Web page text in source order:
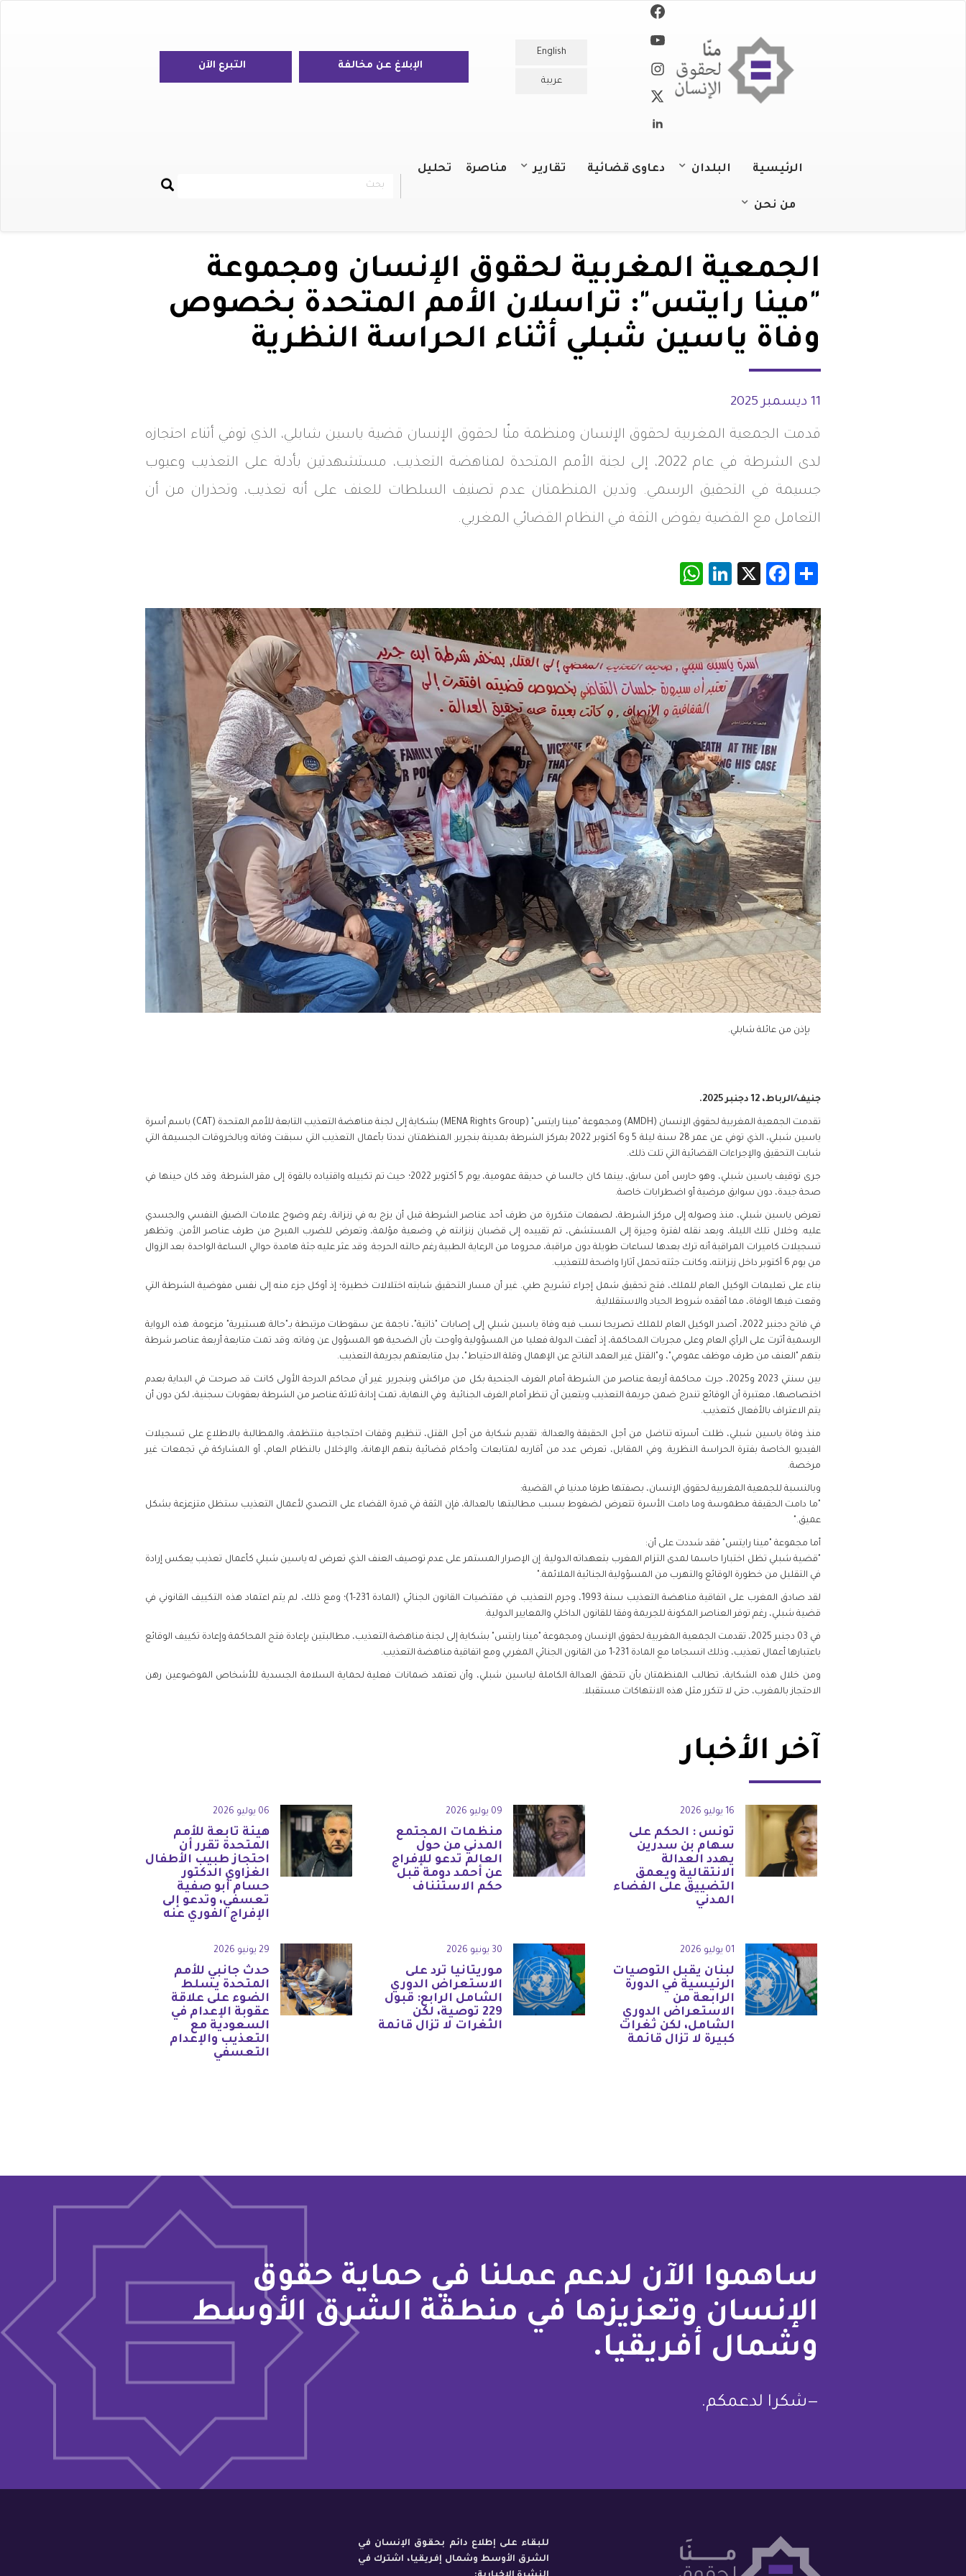
English
عربية
الإبلاغ عن مخالفة التبرع الآن
الرئيسية البلدان
جزر القمر
جيبوتي
مصر
الكويت
لبنان
موريتانيا
المغرب
عمان
فلسطين
قطر
السعودية
السودان
سوريا
تونس
الإمارات
اليمن
دعاوى قضائية تقارير مناصرة تحليل
من نحن
عملنا
فريقنا
شواغر
Rechercher
بحث
الجمعية المغربية لحقوق الإنسان ومجموعة
"مينا رايتس": تراسلان الأمم المتحدة بخصوص
وفاة ياسين شبلي أثناء الحراسة النظرية
11 ديسمبر 2025
قدمت الجمعية المغربية لحقوق الإنسان ومنظمة منّا لحقوق الإنسان قضية ياسين شابلي، الذي توفي أثناء احتجازه
لدى الشرطة في عام 2022، إلى لجنة الأمم المتحدة لمناهضة التعذيب، مستشهدتين بأدلة على التعذيب وعيوب
جسيمة في التحقيق الرسمي. وتدين المنظمتان عدم تصنيف السلطات للعنف على أنه تعذيب، وتحذران من أن
التعامل مع القضية يقوض الثقة في النظام القضائي المغربي.
Share
Facebook
X
LinkedIn
بإذن من عائلة شابلي.
جنيف/الرباط، 12 دجنبر 2025.
تقدمت الجمعية المغربية لحقوق الإنسان (AMDH) ومجموعة "مينا رايتس" (MENA Rights Group) بشكاية إلى لجنة مناهضة التعذيب التابعة للأمم المتحدة (CAT) باسم أسرة
ياسين شبلي، الذي توفي عن عمر 28 سنة ليلة 5 و6 أكتوبر 2022 بمركز الشرطة بمدينة بنجرير. المنظمتان نددتا بأعمال التعذيب التي سبقت وفاته وبالخروقات الجسيمة التي
شابت التحقيق والإجراءات القضائية التي تلت ذلك.
جرى توقيف ياسين شبلي، وهو حارس أمن سابق، بينما كان جالسا في حديقة عمومية، يوم 5 أكتوبر 2022؛ حيث تم تكبيله واقتياده بالقوة إلى مقر الشرطة. وقد كان حينها في
صحة جيدة، دون سوابق مرضية أو اضطرابات خاصة.
تعرض ياسين شبلي، منذ وصوله إلى مركز الشرطة، لصفعات متكررة من طرف أحد عناصر الشرطة قبل أن يزج به في زنزانة، رغم وضوح علامات الضيق النفسي والجسدي
عليه. وخلال تلك الليلة، وبعد نقله لفترة وجيزة إلى المستشفى، تم تقييده إلى قضبان زنزانته في وضعية مؤلمة، وتعرض للضرب المبرح من طرف عناصر الأمن. وتظهر
تسجيلات كاميرات المراقبة أنه ترك بعدها لساعات طويلة دون مراقبة، محروما من الرعاية الطبية رغم حالته الحرجة. وقد عثر عليه جثة هامدة حوالي الساعة الواحدة بعد الزوال
من يوم 6 أكتوبر داخل زنزانته، وكانت جثته تحمل آثارا واضحة للتعذيب.
بناء على تعليمات الوكيل العام للملك، فتح تحقيق شمل إجراء تشريح طبي. غير أن مسار التحقيق شابته اختلالات خطيرة؛ إذ أوكل جزء منه إلى نفس مفوضية الشرطة التي
وقعت فيها الوفاة، مما أفقده شروط الحياد والاستقلالية.
في فاتح دجنبر 2022، أصدر الوكيل العام للملك تصريحا نسب فيه وفاة ياسين شبلي إلى إصابات "ذاتية"، ناجمة عن سقوطات مرتبطة بـ"حالة هستيرية" مزعومة. هذه الرواية
الرسمية أثرت على الرأي العام وعلى مجريات المحاكمة، إذ أعفت الدولة فعليا من المسؤولية وأوحت بأن الضحية هو المسؤول عن وفاته. وقد تمت متابعة أربعة عناصر شرطة
بتهم "العنف من طرف موظف عمومي"، و"القتل غير العمد الناتج عن الإهمال وقلة الاحتياط"، بدل متابعتهم بجريمة التعذيب.
بين سنتي 2023 و2025، جرت محاكمة أربعة عناصر من الشرطة أمام الغرف الجنحية بكل من مراكش وبنجرير. غير أن محاكم الدرجة الأولى كانت قد صرحت في البداية بعدم
اختصاصها، معتبرة أن الوقائع تندرج ضمن جريمة التعذيب ويتعين أن تنظر أمام الغرف الجنائية. وفي النهاية، تمت إدانة ثلاثة عناصر من الشرطة بعقوبات سجنية، لكن دون أن
يتم الاعتراف بالأفعال كتعذيب.
منذ وفاة ياسين شبلي، ظلت أسرته تناضل من أجل الحقيقة والعدالة: تقديم شكاية من أجل القتل، تنظيم وقفات احتجاجية منتظمة، والمطالبة بالاطلاع على تسجيلات
الفيديو الخاصة بفترة الحراسة النظرية. وفي المقابل، تعرض عدد من أقاربه لمتابعات وأحكام قضائية بتهم الإهانة، والإخلال بالنظام العام، أو المشاركة في تجمعات غير
مرخصة.
وبالنسبة للجمعية المغربية لحقوق الإنسان، بصفتها طرفا مدنيا في القضية:
"ما دامت الحقيقة مطموسة وما دامت الأسرة تتعرض لضغوط بسبب مطالبتها بالعدالة، فإن الثقة في قدرة القضاء على التصدي لأعمال التعذيب ستظل متزعزعة بشكل
عميق."
أما مجموعة "مينا رايتس" فقد شددت على أن:
"قضية شبلي تظل اختبارا حاسما لمدى التزام المغرب بتعهداته الدولية. إن الإصرار المستمر على عدم توصيف العنف الذي تعرض له ياسين شبلي كأعمال تعذيب يعكس إرادة
في التقليل من خطورة الوقائع والتهرب من المسؤولية الجنائية الملائمة."
لقد صادق المغرب على اتفاقية مناهضة التعذيب سنة 1993، وجرم التعذيب في مقتضيات القانون الجنائي (المادة 231-1)؛ ومع ذلك، لم يتم اعتماد هذه التكييف القانوني في
قضية شبلي، رغم توفر العناصر المكونة للجريمة وفقا للقانون الداخلي والمعايير الدولية.
في 03 دجنبر 2025، تقدمت الجمعية المغربية لحقوق الإنسان ومجموعة "مينا رايتس" بشكاية إلى لجنة مناهضة التعذيب، مطالبتين بإعادة فتح المحاكمة وإعادة تكييف الوقائع
باعتبارها أعمال تعذيب، وذلك انسجاما مع المادة 231-1 من القانون الجنائي المغربي ومع اتفاقية مناهضة التعذيب.
ومن خلال هذه الشكاية، تطالب المنظمتان بأن تتحقق العدالة الكاملة لياسين شبلي، وأن تعتمد ضمانات فعلية لحماية السلامة الجسدية للأشخاص الموضوعين رهن
الاحتجاز بالمغرب، حتى لا تتكرر مثل هذه الانتهاكات مستقبلا.
آخر الأخبار
16 يوليو 2026
تونس : الحكم على
سهام بن سدرين
يهدد العدالة
الانتقالية ويعمق
التضييق على الفضاء
المدني
09 يوليو 2026
منظمات المجتمع
المدني من حول
العالم تدعو للإفراج
عن أحمد دومة قبل
حكم الاستئناف
06 يوليو 2026
هيئة تابعة للأمم
المتحدة تقرر أن
احتجاز طبيب الأطفال
الغزاوي الدكتور
حسام أبو صفية
تعسفي، وتدعو إلى
الإفراج الفوري عنه
01 يوليو 2026
لبنان يقبل التوصيات
الرئيسية في الدورة
الرابعة من
الاستعراض الدوري
الشامل، لكن ثغرات
كبيرة لا تزال قائمة
30 يونيو 2026
موريتانيا ترد على
الاستعراض الدوري
الشامل الرابع: قبول
229 توصية، لكن
الثغرات لا تزال قائمة
29 يونيو 2026
حدث جانبي للأمم
المتحدة يسلط
الضوء على علاقة
عقوبة الإعدام في
السعودية مع
التعذيب والإعدام
التعسفي
ساهموا الآن لدعم عملنا في حماية حقوق
الإنسان وتعزيزها في منطقة الشرق الأوسط
وشمال أفريقيا.
—شكرا لدعمكم.
للبقاء على إطلاع دائم بحقوق الإنسان في
الشرق الأوسط وشمال إفريقيا، اشترك في